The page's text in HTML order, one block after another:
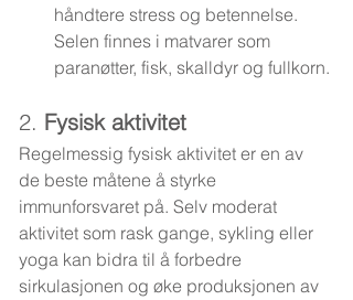
håndtere stress og betennelse.
Selen finnes i matvarer som
paranøtter, fisk, skalldyr og fullkorn.
2. Fysisk aktivitet
Regelmessig fysisk aktivitet er en av
de beste måtene å styrke
immunforsvaret på. Selv moderat
aktivitet som rask gange, sykling eller
yoga kan bidra til å forbedre
sirkulasjonen og øke produksjonen av